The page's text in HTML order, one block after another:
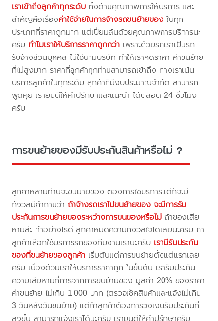
เราเข้าถึงลูกค้าทุกระดับ ทั้งด้านคุณภาพการให้บริการ และ
สำคัญคือเรื่องค่าใช้จ่ายในการจ้างรถขนย้ายของ ในทุก
ประเภทที่ราคาถูกมาก แต่เปี่ยมล้นด้วยคุณภาพการบริการนะ
ครับ ทำไมเราให้บริการราคาถูกกว่า เพราะด้วยรถเราเป็นรถ
รับจ้างส่วนบุคคล ไม่ใช่นามบริษัท ทำให้เราคิดราคา ค่าขนย้าย
ที่ไม่สูงมาก ราคาที่ลูกค้าทุกท่านสามารถเข้าถึง ทางเราเน้น
บริการลูกค้าในทุกระดับ ลูกค้าที่มีงบประมาณจำกัด สามารถ
พูดคุย เรายินดีให้คำปรึกษาและแนะนำ ได้ตลอด 24 ชั่วโมง
ครับ
การขนย้ายของมีรับประกันสินค้าหรือไม่ ?
ลูกค้าหลายท่านจะขนย้ายของ ต้องการใช้บริการแต่ก็จะมี
กังวลมีคำถามว่า ถ้าจ้างรถเราไปขนย้ายของ จะมีการรับ
ประกันการขนย้ายของระหว่างการขนของหรือไม่ ถ้าของเสีย
หายล่ะ ทำอย่างไรดี ลูกค้าหมดความกังวลใจได้เลยนะครับ ถ้า
ลูกค้าเลือกใช้บริการรถของทีมงานเรานะครับ เรามีรับประกัน
ของที่ขนย้ายของลูกค้า เริ่มต้นแต่การขนย้ายตั้งแต่แรกเลย
ครับ เนื่องด้วยเราให้บริการราคาถูก ในขั้นต้น เรารับประกัน
ความเสียหายที่การจากการขนย้ายของ มูลค่า 20% ของราคา
ค่าขนย้าย ไม่เกิน 1,000 บาท (ตรวจเช็คสินค้าและแจ้งไม่เกิน
3 วันหลังวันขนย้าย) แต่ถ้าลูกค้าต้องการวงเงินรับประกันที่
สูงขึ้น สามารถแจ้งเราได้นะครับ เรายินดีให้คำปรึกษาครับ